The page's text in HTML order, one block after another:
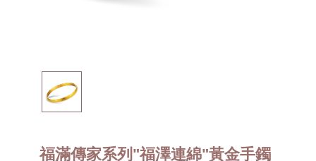
福滿傳家系列"福澤連綿"黃金手鐲